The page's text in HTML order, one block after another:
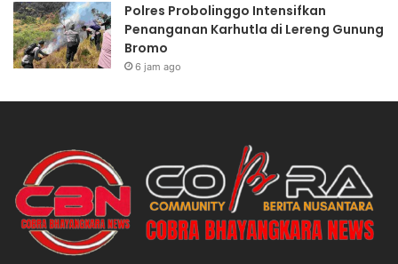
Polres Probolinggo Intensifkan
Penanganan Karhutla di Lereng Gunung
Bromo
6 jam ago